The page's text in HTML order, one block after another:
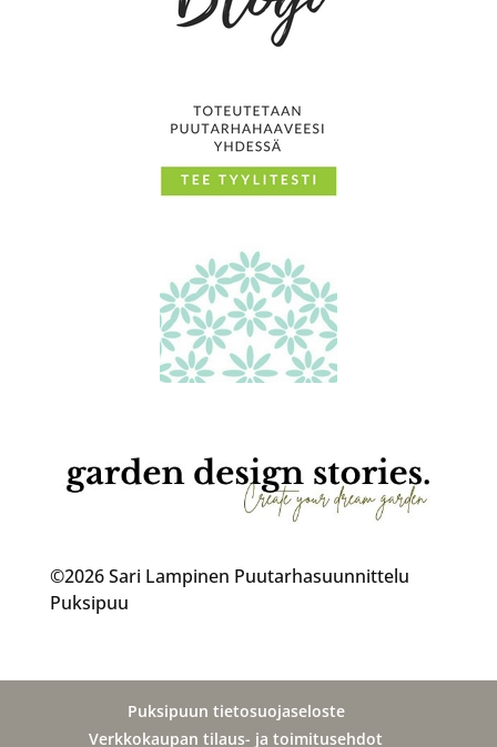
©2026 Sari Lampinen Puutarhasuunnittelu
Puksipuu
Puksipuun tietosuojaseloste
Verkkokaupan tilaus- ja toimitusehdot